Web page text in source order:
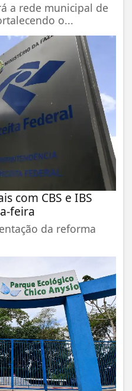
a rede municipal de
o...
com CBS e IBS
feira
da reforma